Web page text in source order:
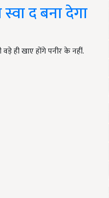
द बना देगा
ही खाए होंगे पनीर के नहीं.